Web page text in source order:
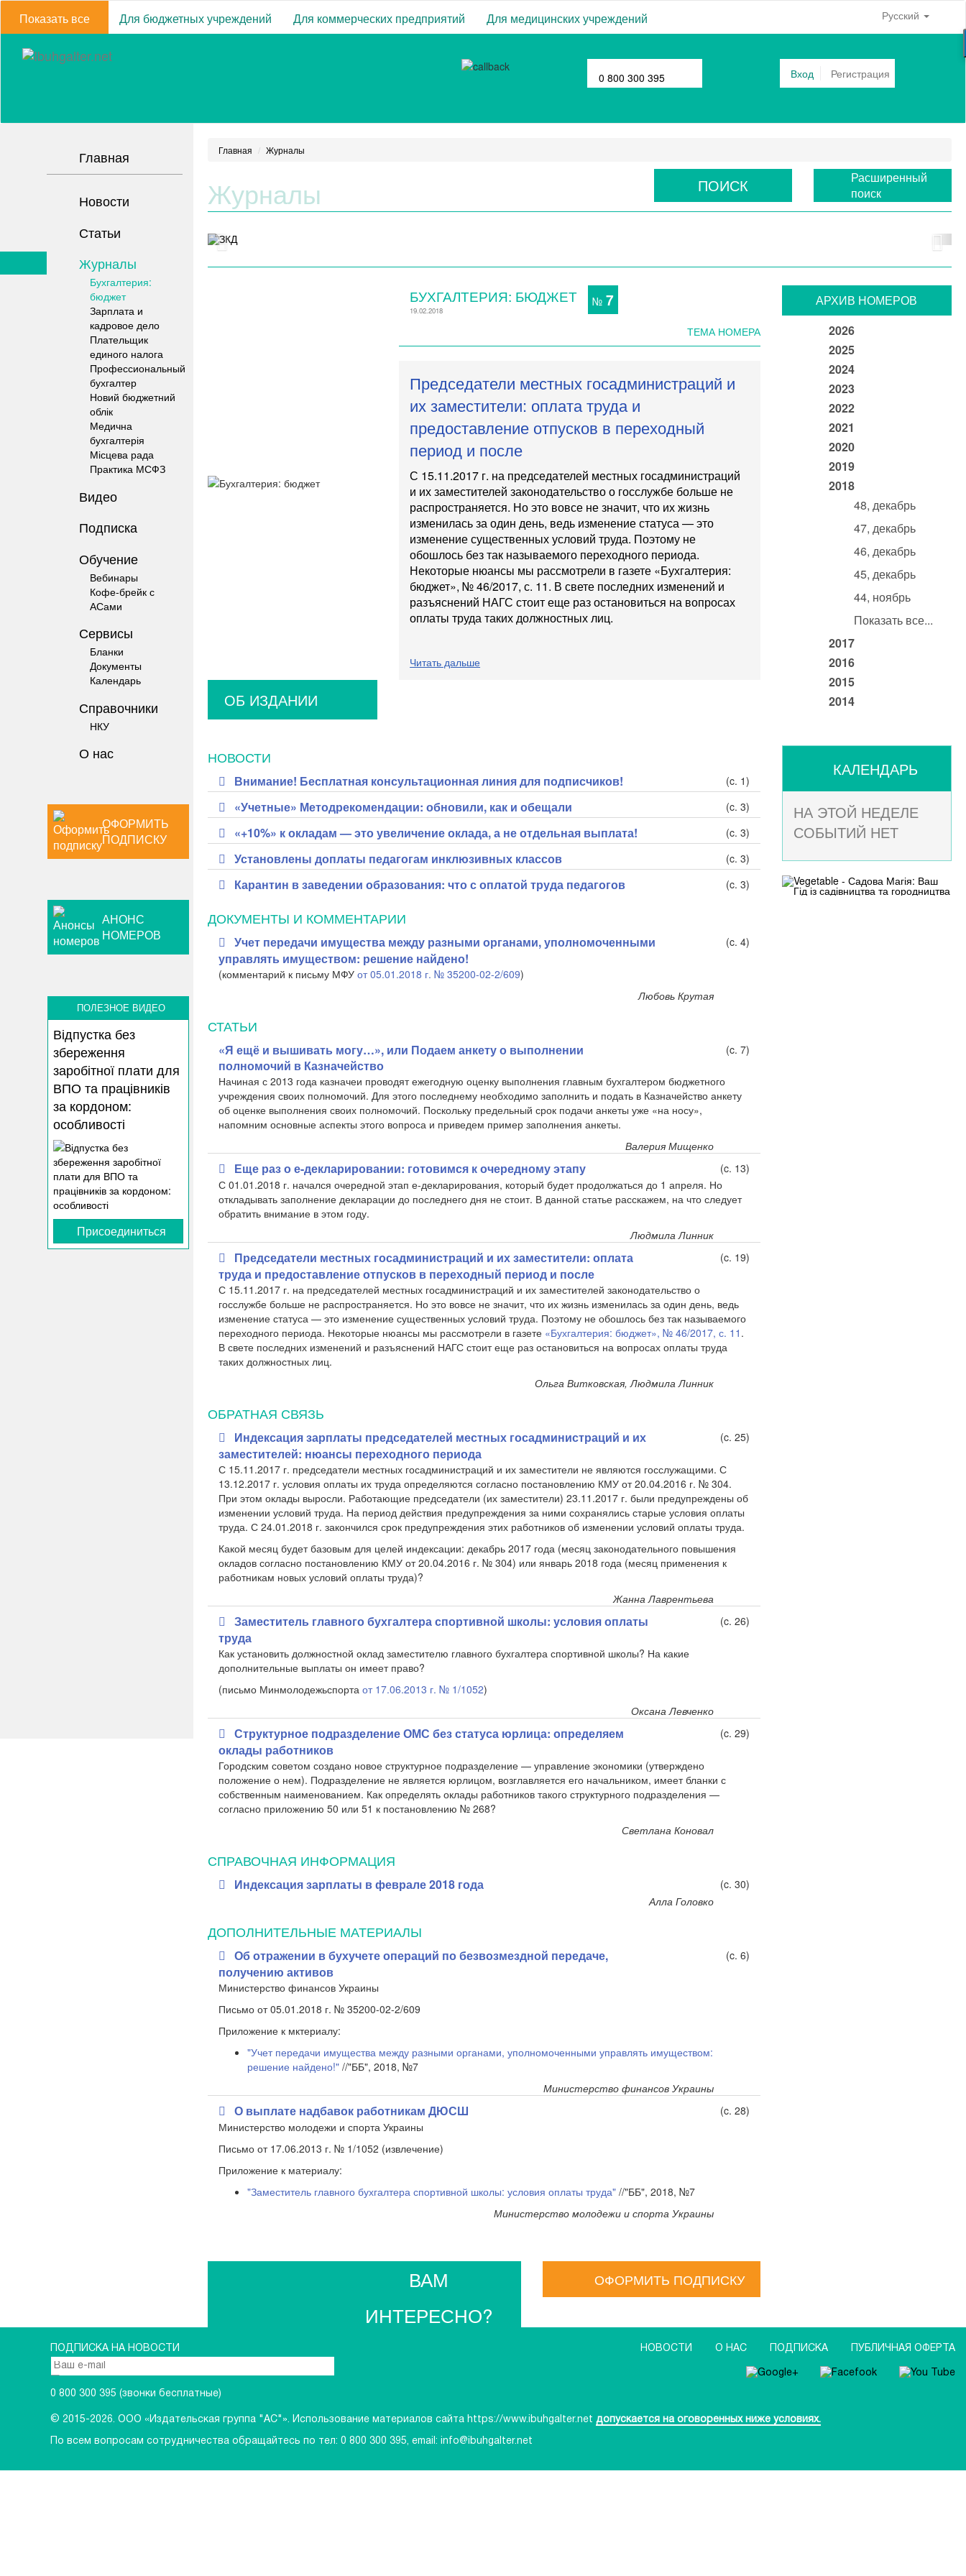
Показать все Для бюджетных учреждений Для коммерческих предприятий Для медицинских учреждений Русский
0 800 300 395 Вход Регистрация
Главная
Новости
Статьи
Журналы
Бухгалтерия:
бюджет
Зарплата и
кадровое дело
Плательщик
единого налога
Профессиональный
бухгалтер
Новий бюджетний
облік
Медична
бухгалтерія
Місцева рада
Практика МСФЗ
Видео
Подписка
Обучение
Вебинары
Кофе-брейк с
АСами
Сервисы
Бланки
Документы
Календарь
Справочники
НКУ
О нас
ОФОРМИТЬ
ПОДПИСКУ
АНОНС
НОМЕРОВ
ПОЛЕЗНОЕ ВИДЕО
Відпустка без
збереження
заробітної плати для
ВПО та працівників
за кордоном:
особливості
Присоединиться
Главная Журналы
Журналы ПОИСК
Расширенный
поиск
БУХГАЛТЕРИЯ: БЮДЖЕТ
19.02.2018
№ 7
ТЕМА НОМЕРА
Председатели местных госадминистраций и
их заместители: оплата труда и
предоставление отпусков в переходный
период и после
С 15.11.2017 г. на председателей местных госадминистраций
и их заместителей законодательство о госслужбе больше не
распространяется. Но это вовсе не значит, что их жизнь
изменилась за один день, ведь изменение статуса — это
изменение существенных условий труда. Поэтому не
обошлось без так называемого переходного периода.
Некоторые нюансы мы рассмотрели в газете «Бухгалтерия:
бюджет», № 46/2017, с. 11. В свете последних изменений и
разъяснений НАГС стоит еще раз остановиться на вопросах
оплаты труда таких должностных лиц.
Читать дальше
ОБ ИЗДАНИИ
НОВОСТИ
Внимание! Бесплатная консультационная линия для подписчиков! (c. 1)
«Учетные» Методрекомендации: обновили, как и обещали (c. 3)
«+10%» к окладам — это увеличение оклада, а не отдельная выплата! (c. 3)
Установлены доплаты педагогам инклюзивных классов (c. 3)
Карантин в заведении образования: что с оплатой труда педагогов (c. 3)
ДОКУМЕНТЫ И КОММЕНТАРИИ
Учет передачи имущества между разными органами, уполномоченными
управлять имуществом: решение найдено!
(c. 4)
(комментарий к письму МФУ от 05.01.2018 г. № 35200-02-2/609)
Любовь Крутая
СТАТЬИ
«Я ещё и вышивать могу…», или Подаем анкету о выполнении
полномочий в Казначейство
(c. 7)
Начиная с 2013 года казначеи проводят ежегодную оценку выполнения главным бухгалтером бюджетного
учреждения своих полномочий. Для этого последнему необходимо заполнить и подать в Казначейство анкету
об оценке выполнения своих полномочий. Поскольку предельный срок подачи анкеты уже «на носу»,
напомним основные аспекты этого вопроса и приведем пример заполнения анкеты.
Валерия Мищенко
Еще раз о е-декларировании: готовимся к очередному этапу
(c. 13)
С 01.01.2018 г. начался очередной этап е-декларирования, который будет продолжаться до 1 апреля. Но
откладывать заполнение декларации до последнего дня не стоит. В данной статье расскажем, на что следует
обратить внимание в этом году.
Людмила Линник
Председатели местных госадминистраций и их заместители: оплата
труда и предоставление отпусков в переходный период и после
(c. 19)
С 15.11.2017 г. на председателей местных госадминистраций и их заместителей законодательство о
госслужбе больше не распространяется. Но это вовсе не значит, что их жизнь изменилась за один день, ведь
изменение статуса — это изменение существенных условий труда. Поэтому не обошлось без так называемого
переходного периода. Некоторые нюансы мы рассмотрели в газете «Бухгалтерия: бюджет», № 46/2017, с. 11 .
В свете последних изменений и разъяснений НАГС стоит еще раз остановиться на вопросах оплаты труда
таких должностных лиц.
Ольга Витковская, Людмила Линник
ОБРАТНАЯ СВЯЗЬ
Индексация зарплаты председателей местных госадминистраций и их
заместителей: нюансы переходного периода
(c. 25)
С 15.11.2017 г. председатели местных госадминистраций и их заместители не являются госслужащими. С
13.12.2017 г. условия оплаты их труда определяются согласно постановлению КМУ от 20.04.2016 г. № 304.
При этом оклады выросли. Работающие председатели (их заместители) 23.11.2017 г. были предупреждены об
изменении условий труда. На период действия предупреждения за ними сохранялись старые условия оплаты
труда. С 24.01.2018 г. закончился срок предупреждения этих работников об изменении условий оплаты труда.
Какой месяц будет базовым для целей индексации: декабрь 2017 года (месяц законодательного повышения
окладов согласно постановлению КМУ от 20.04.2016 г. № 304) или январь 2018 года (месяц применения к
работникам новых условий оплаты труда)?
Жанна Лаврентьева
Заместитель главного бухгалтера спортивной школы: условия оплаты
труда
(c. 26)
Как установить должностной оклад заместителю главного бухгалтера спортивной школы? На какие
дополнительные выплаты он имеет право?
(письмо Минмолодежьспорта от 17.06.2013 г. № 1/1052)
Оксана Левченко
Структурное подразделение ОМС без статуса юрлица: определяем
оклады работников
(c. 29)
Городским советом создано новое структурное подразделение — управление экономики (утверждено
положение о нем). Подразделение не является юрлицом, возглавляется его начальником, имеет бланки с
собственным наименованием. Как определять оклады работников такого структурного подразделения —
согласно приложению 50 или 51 к постановлению № 268?
Светлана Коновал
СПРАВОЧНАЯ ИНФОРМАЦИЯ
Индексация зарплаты в феврале 2018 года
(c. 30)
Алла Головко
ДОПОЛНИТЕЛЬНЫЕ МАТЕРИАЛЫ
Об отражении в бухучете операций по безвозмездной передаче,
получению активов
(c. 6)
Министерство финансов Украины
Письмо от 05.01.2018 г. № 35200-02-2/609
Приложение к мктериалу:
"Учет передачи имущества между разными органами, уполномоченными управлять имуществом:
решение найдено!"//"ББ", 2018, №7
Министерство финансов Украины
О выплате надбавок работникам ДЮСШ
(c. 28)
Министерство молодежи и спорта Украины
Письмо от 17.06.2013 г. № 1/1052 (извлечение)
Приложение к материалу:
"Заместитель главного бухгалтера спортивной школы: условия оплаты труда"//"ББ", 2018, №7
Министерство молодежи и спорта Украины
ВАМ
ИНТЕРЕСНО?
ОФОРМИТЬ ПОДПИСКУ
АРХИВ НОМЕРОВ
2026
2025
2024
2023
2022
2021
2020
2019
2018
48, декабрь
47, декабрь
46, декабрь
45, декабрь
44, ноябрь
Показать все...
2017
2016
2015
2014
КАЛЕНДАРЬ
НА ЭТОЙ НЕДЕЛЕ
СОБЫТИЙ НЕТ
ПОДПИСКА НА НОВОСТИ
0 800 300 395 (звонки бесплатные)
НОВОСТИ О НАС ПОДПИСКА ПУБЛИЧНАЯ ОФЕРТА
© 2015-2026. ООО «Издательская группа "АС"». Использование материалов сайта https://www.ibuhgalter.net допускается на оговоренных ниже условиях.
По всем вопросам сотрудничества обращайтесь по тел: 0 800 300 395, email: info@ibuhgalter.net